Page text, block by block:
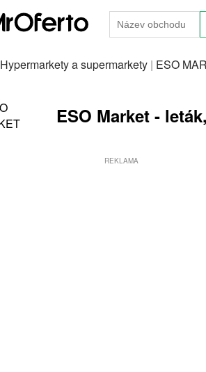
Hypermarkety a supermarkety | ESO
ESO Market -
REKLAMA